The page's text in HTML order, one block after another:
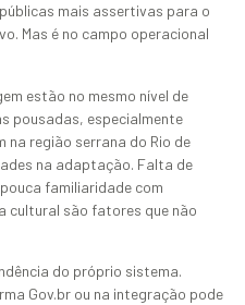
mais assertivas para o
Mas é no campo operacional
estão no mesmo nível de
pousadas, especialmente
na região serrana do Rio de
na adaptação. Falta de
familiaridade com
cultural são fatores que não
do próprio sistema.
Gov.br ou na integração pode